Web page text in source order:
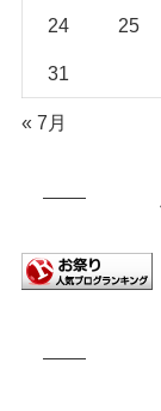
24 25
31
« 7月